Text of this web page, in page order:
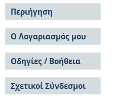
Περιήγηση
Σε όλο το DSpace
Κοινότητες & Συλλογές
Ανά Ημερομηνία
Έκδοσης
Συγγραφείς
Τίτλοι
Θέματα
Ο Λογαριασμός μου
Σύνδεση
Εγγραφή
Οδηγίες / Βοήθεια
Οδηγίες Υποβολής
Οδηγίες Χρήσης ΙΑ
Συχνές Ερωτήσεις
Σχετικοί Σύνδεσμοι